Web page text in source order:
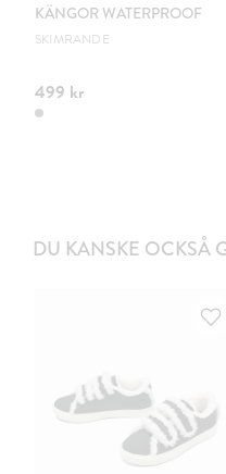
KÄNGOR WATERPROOF
SKIMRANDE
499 kr
DU KANSKE OCKSÅ